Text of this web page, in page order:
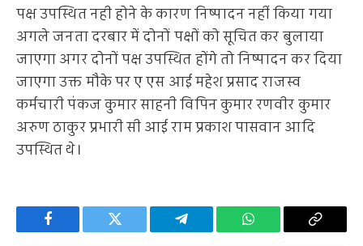
पक्ष उपस्थित नही होने के कारण निष्पादन नहीं किया गया
अगले जनता दरबार में दोनों पक्षों को सूचित कर बुलाया
जाएगा अगर दोनों पक्ष उपस्थित होंगे तो निष्पादन कर दिया
जाएगा उक्त मौके पर ए एस आई महेश प्रसाद राजस्व
कर्मचारी पंकज कुमार साहनी विपिन कुमार रणवीर कुमार
अरुण ठाकुर प्रभारी सी आई राम प्रकाश पासवान आदि
उपस्थित थे।
Facebook Twitter Telegram WhatsApp Copy